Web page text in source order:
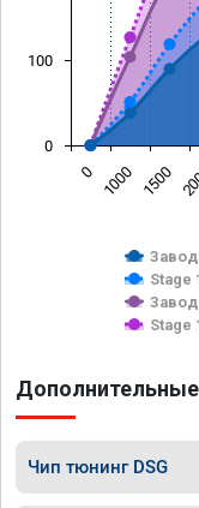
Stage
Stage
0 1000 1500
0
100
Чип тюнинг DSG